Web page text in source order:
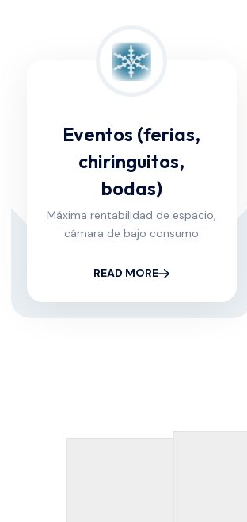
Eventos (ferias,
chiringuitos,
bodas)
Máxima rentabilidad de espacio,
cámara de bajo consumo
READ MORE